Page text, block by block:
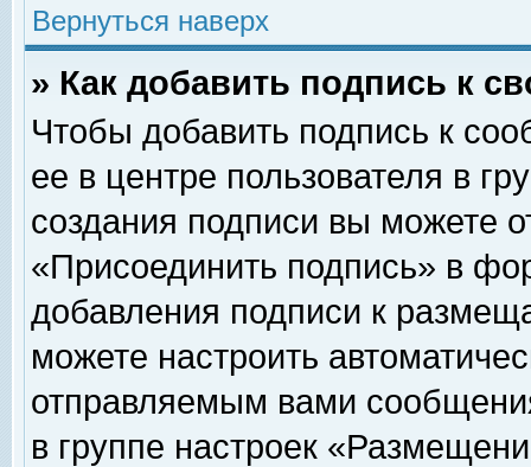
Вернуться наверх
» Как добавить подпись к
Чтобы добавить подпись к
ее в центре пользователя в
создания подписи вы можете
«Присоединить подпись» в
добавления подписи к
можете настроить
отправляемым вами
в группе настроек